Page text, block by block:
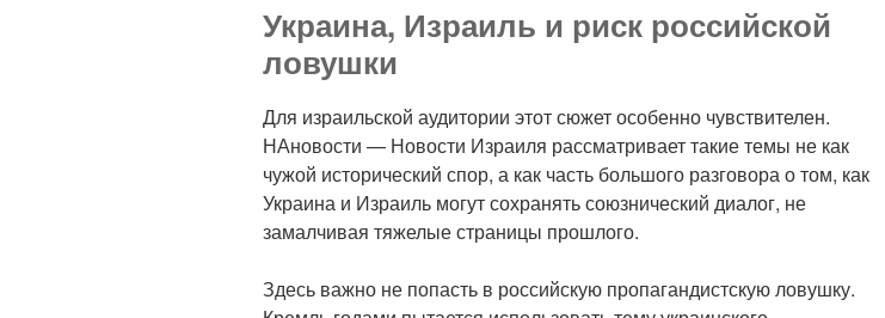
Украина, Израиль и риск российской
ловушки
Для израильской аудитории этот сюжет особенно чувствителен.
НАновости — Новости Израиля рассматривает такие темы не как
чужой исторический спор, а как часть большого разговора о том, как
Украина и Израиль могут сохранять союзнический диалог, не
замалчивая тяжелые страницы прошлого.
Здесь важно не попасть в российскую пропагандистскую ловушку.